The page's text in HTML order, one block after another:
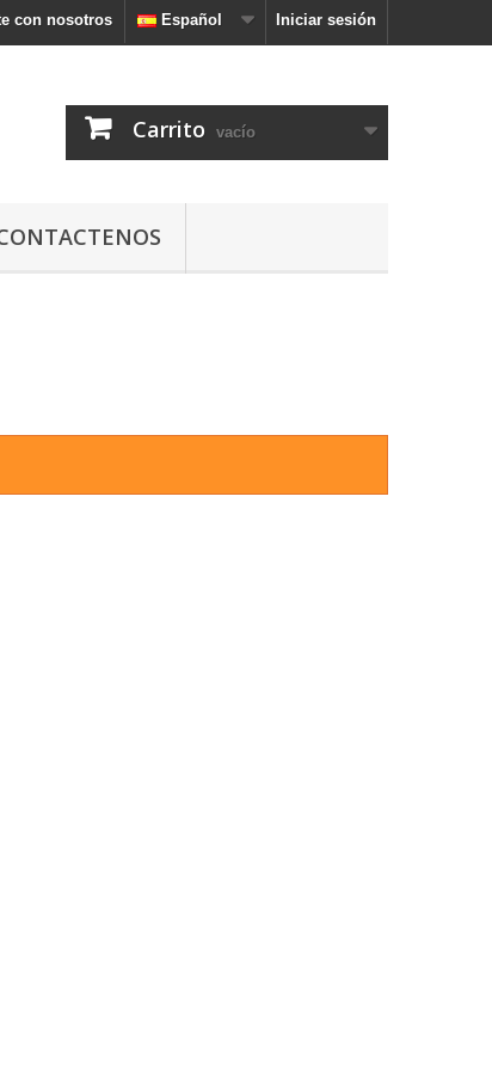
Iniciar sesión
Español
con nosotros
Carrito vacío